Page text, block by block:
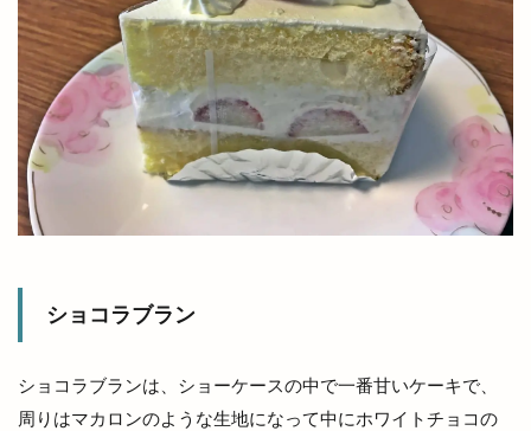
春物
春祭り 昼飲み 時刻表
時間
晩秋ひかわ野工芸まつり
晴レナマルシェ
晴レナルポ
暖だんマルシェ
暖愛笑
月曜日のカレー会
有料
有料化
有限会社イタケン
有限会社長岡屋
服装
朝市
本庄の小さなマルシェ
東京まぜそば麺屋まつり
ショコラブラン
ショコラブランは、ショーケースの中で一番甘いケーキで、
周りはマカロンのような生地になって中にホワイトチョコの